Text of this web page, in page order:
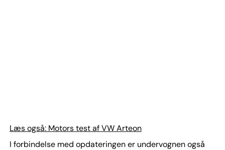
Læs også: Motors test af VW Arteon
I forbindelse med opdateringen er undervognen også